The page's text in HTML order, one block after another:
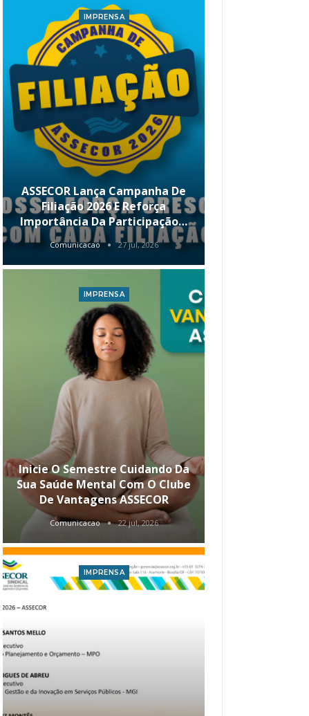
IMPRENSA
ASSECOR Lança Campanha De
Filiação 2026 E Reforça
Importância Da Participação…
Comunicacao 27 jul, 2026
IMPRENSA
Inicie O Semestre Cuidando Da
Sua Saúde Mental Com O Clube
De Vantagens ASSECOR
Comunicacao 22 jul, 2026
IMPRENSA